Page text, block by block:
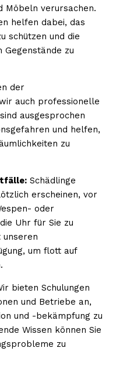
Möbeln verursachen.
helfen dabei, das
schützen und die
zu
der
auch professionelle
ausgesprochen
und helfen,
zu
Schädlinge
erscheinen, vor
oder
Uhr für Sie zu
unseren
um flott auf
bieten Schulungen
und Betriebe an,
und -bekämpfung zu
Wissen können Sie
zu